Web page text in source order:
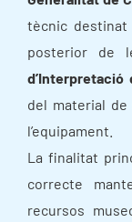
tècnic destinat
posterior de
d’Interpretació
del material
l’equipament.
La finalitat
correcte
recursos